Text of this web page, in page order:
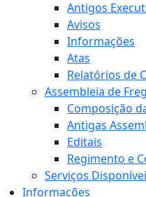
Antigos
Avisos
Informações
Atas
Relatórios de
Assembleia de
Composição
Antigas
Editais
Regimento e
Serviços
Informações